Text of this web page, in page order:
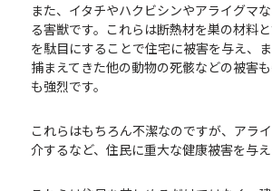
また、イタチやハクビシンやアライグマ
る害獣です。これらは断熱材を巣の材料
を駄目にすることで住宅に被害を与え、
捕まえてきた他の動物の死骸などの被害
も強烈です。
これらはもちろん不潔なのですが、アラ
介するなど、住民に重大な健康被害を与え